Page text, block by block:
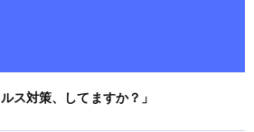
ス対策、してますか？」